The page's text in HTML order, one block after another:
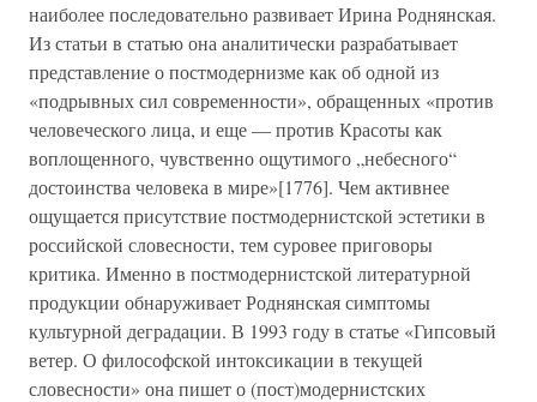
наиболее последовательно развивает Ирина Роднянская.
Из статьи в статью она аналитически разрабатывает
представление о постмодернизме как об одной из
«подрывных сил современности», обращенных «против
человеческого лица, и еще — против Красоты как
воплощенного, чувственно ощутимого „небесного“
достоинства человека в мире»[1776]. Чем активнее
ощущается присутствие постмодернистской эстетики в
российской словесности, тем суровее приговоры
критика. Именно в постмодернистской литературной
продукции обнаруживает Роднянская симптомы
культурной деградации. В 1993 году в статье «Гипсовый
ветер. О философской интоксикации в текущей
словесности» она пишет о (пост)модернистских